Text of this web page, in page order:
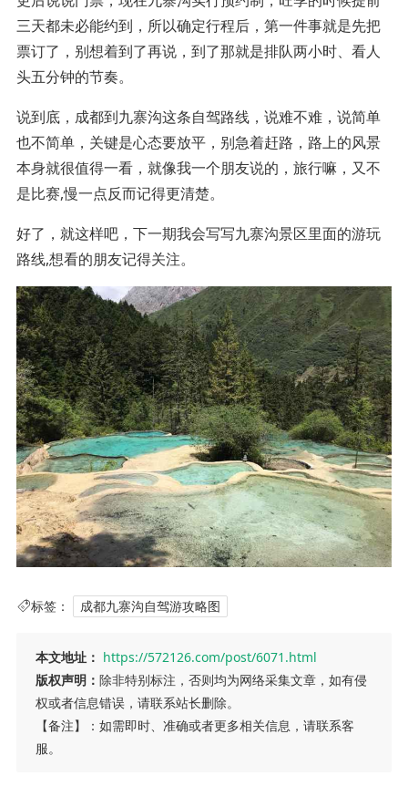
三天都未必能约到，所以确定行程后，第一件事就是先把
票订了，别想着到了再说，到了那就是排队两小时、看人
头五分钟的节奏。
说到底，成都到九寨沟这条自驾路线，说难不难，说简单
也不简单，关键是心态要放平，别急着赶路，路上的风景
本身就很值得一看，就像我一个朋友说的，旅行嘛，又不
是比赛,慢一点反而记得更清楚。
好了，就这样吧，下一期我会写写九寨沟景区里面的游玩
路线,想看的朋友记得关注。
标签： 成都九寨沟自驾游攻略图
本文地址： https://572126.com/post/6071.html
版权声明： 除非特别标注，否则均为网络采集文章，如有侵
权或者信息错误，请联系站长删除。
【备注】：如需即时、准确或者更多相关信息，请联系客
服。